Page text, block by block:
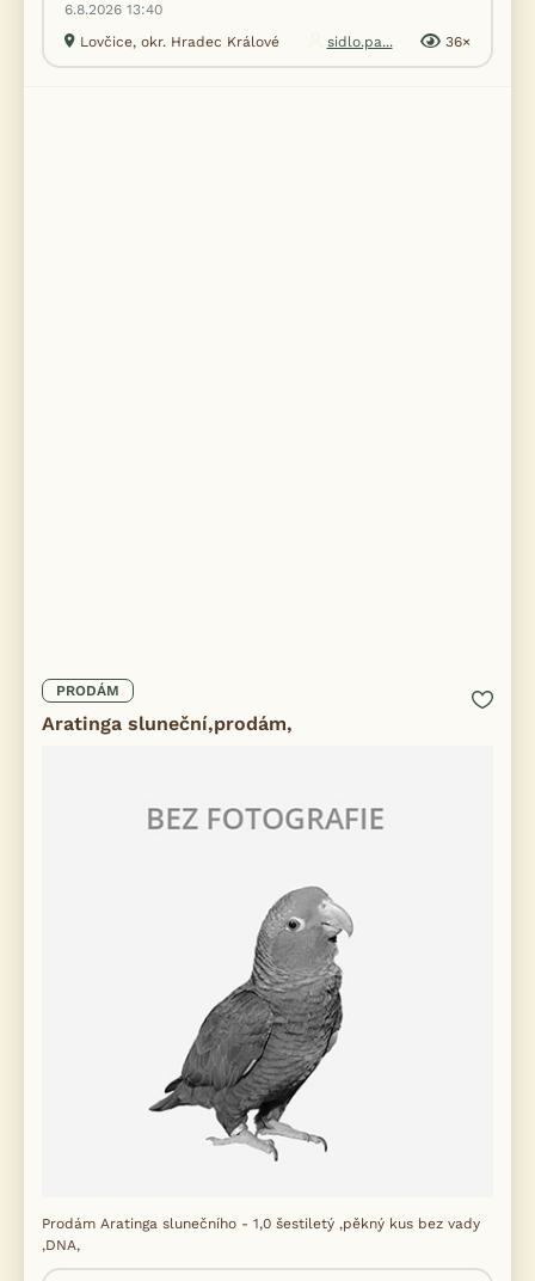
6.8.2026 13:40
Lovčice, okr. Hradec Králové
sidlo.pa... 36×
PRODÁM
Aratinga sluneční,prodám,
Prodám Aratinga slunečního - 1,0 šestiletý ,pěkný kus bez vady
,DNA,